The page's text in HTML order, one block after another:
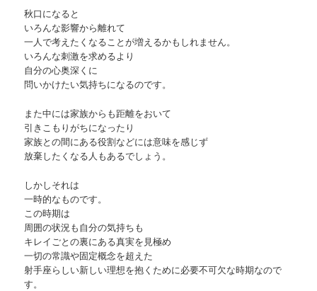
秋口になると
いろんな影響から離れて
一人で考えたくなることが増えるかもしれません。
いろんな刺激を求めるより
自分の心奥深くに
問いかけたい気持ちになるのです。
また中には家族からも距離をおいて
引きこもりがちになったり
家族との間にある役割などには意味を感じず
放棄したくなる人もあるでしょう。
しかしそれは
一時的なものです。
この時期は
周囲の状況も自分の気持ちも
キレイごとの裏にある真実を見極め
一切の常識や固定概念を超えた
射手座らしい新しい理想を抱くために必要不可欠な時期なので
す。